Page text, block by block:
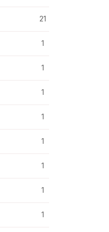
21
1
1
1
1
1
1
1
1